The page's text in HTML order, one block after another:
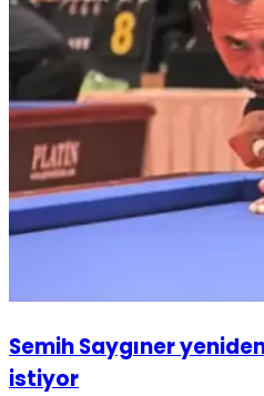
Semih Saygıner
istiyor